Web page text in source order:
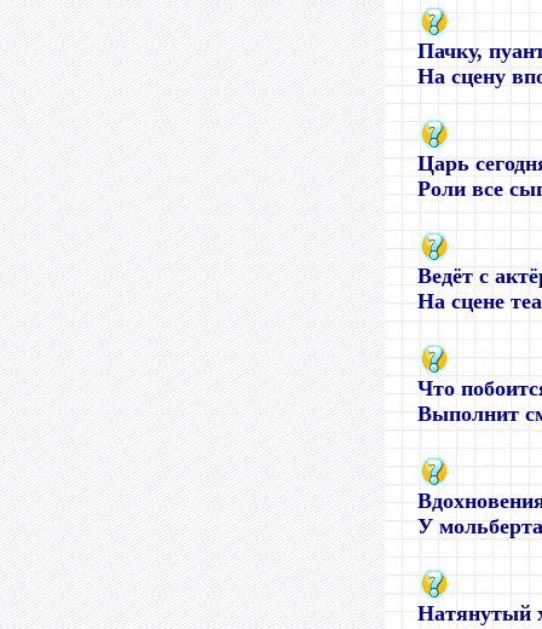
Пачку,
На сцену
Царь
Роли все
Ведёт с
На сцене
Что
Выполнит
У
Натянутый